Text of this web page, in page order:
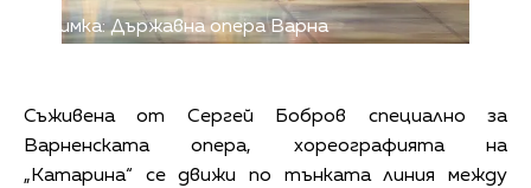
Снимка: Държавна опера Варна
Съживена от Сергей Бобров специално за
Варненската опера, хореографията на
„Катарина“ се движи по тънката линия между